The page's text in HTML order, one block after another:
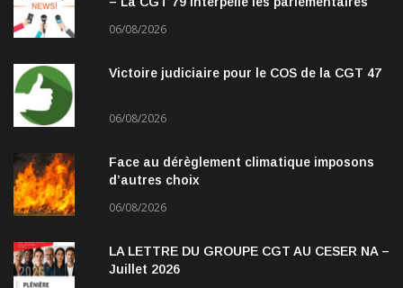
06/08/2026
Victoire judiciaire pour le COS de la CGT 47
06/08/2026
Face au dérèglement climatique imposons
d’autres choix
06/08/2026
LA LETTRE DU GROUPE CGT AU CESER NA –
Juillet 2026